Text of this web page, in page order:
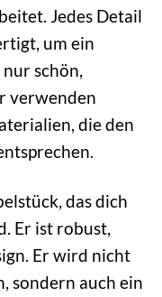
Jedes Detail
um ein
schön,
verwenden
die den
das dich
Er ist robust,
Er wird nicht
sondern auch ein